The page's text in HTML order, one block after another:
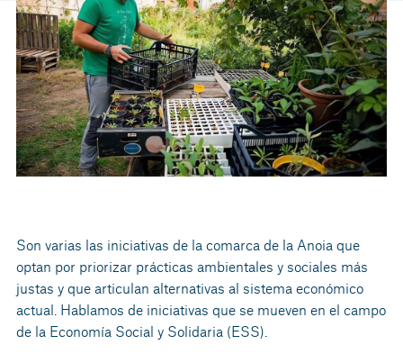
Son varias las iniciativas de la comarca de la Anoia que
optan por priorizar prácticas ambientales y sociales más
justas y que articulan alternativas al sistema económico
actual. Hablamos de iniciativas que se mueven en el campo
de la Economía Social y Solidaria (ESS).